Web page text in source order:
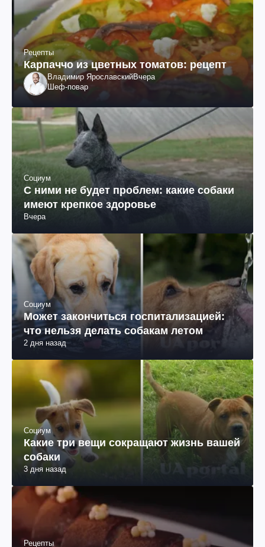
Рецепты
Карпаччо из цветных томатов: рецепт
Владимир ЯрославскийВчера
Шеф-повар
Социум
С ними не будет проблем: какие собаки
имеют крепкое здоровье
Вчера
Социум
Может закончиться госпитализацией:
что нельзя делать собакам летом
2 дня назад
Социум
Какие три вещи сокращают жизнь вашей
собаки
3 дня назад
Рецепты